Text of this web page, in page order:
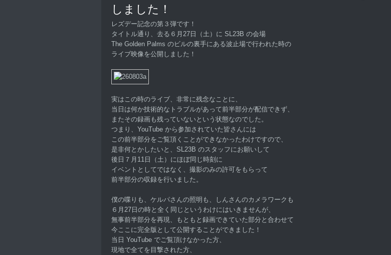
しました！
レズデー記念の第３弾です！
タイトル通り、去る６月27日（土）に SL23B の会場
The Golden Palms のビルの裏手にある波止場で行われた時の
ライブ映像を公開しました！
実はこの時のライブ、非常に残念なことに、
当日は何か技術的なトラブルがあって前半部分が配信できず、
またその録画も残っていないという状態なのでした。
つまり、YouTube から参加されていた皆さんには
この前半部分をご覧頂くことができなかったわけですので、
是非何とかしたいと、SL23B のスタッフにお願いして
後日７月11日（土）にほぼ同じ時刻に
イベントとしてではなく、撮影のみの許可をもらって
前半部分の収録を行いました。
僕の喋りも、ケルパさんの照明も、しんさんのカメラワークも
６月27日の時と全く同じというわけにはいきませんが、
無事前半部分を再現、もともと録画できていた部分と合わせて
今ここに完全版として公開することができました！
当日 YouTube でご覧頂けなかった方、
現地で全てを目撃された方、